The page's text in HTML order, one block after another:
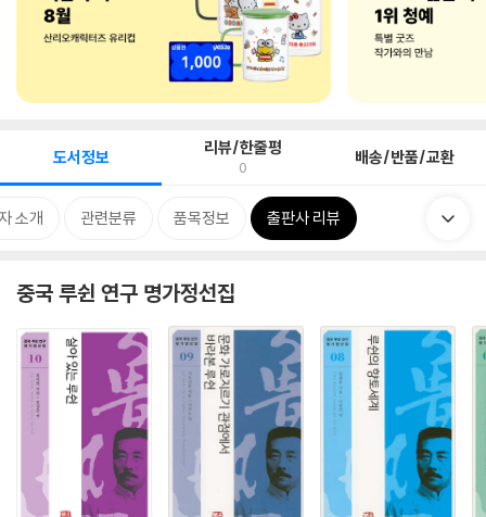
도서정보 리뷰/한줄평
0 배송/반품/교환
소개 관련분류 품목정보 출판사 리뷰
중국 루쉰 연구 명가정선집